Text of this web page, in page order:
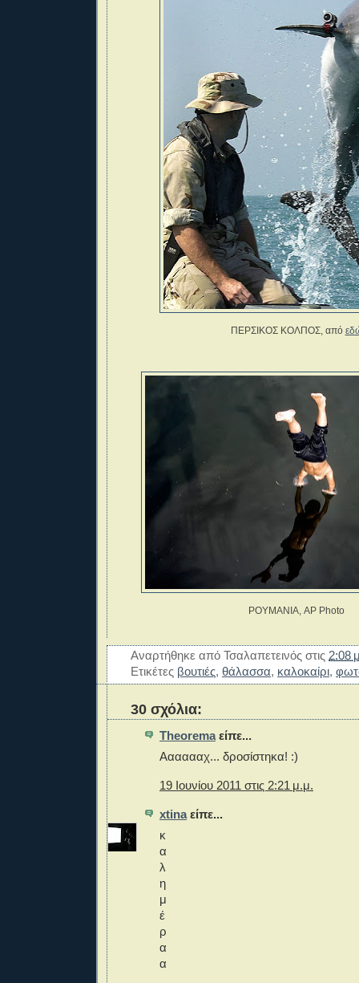
ΠΕΡΣΙΚΟΣ ΚΟΛΠΟΣ, από
ΡΟΥΜΑΝΙΑ, AP Photo
Αναρτήθηκε από Τσαλαπετεινός στις 2:08
Ετικέτες βουτιές, θάλασσα, καλοκαίρι,
30 σχόλια:
Theoremaείπε...
Ααααααχ... δροσίστηκα! :)
19 Ιουνίου 2011 στις 2:21 μ.μ.
xtinaείπε...
κ
α
λ
η
μ
έ
ρ
α
α